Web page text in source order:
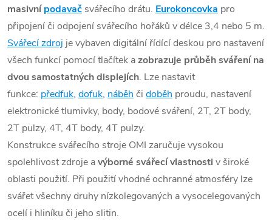
masivnípodavač svářecího drátu. Eurokoncovka pro
připojení či odpojení svářecího hořáků v délce 3,4 nebo 5 m.
Svářecí zdroj je vybaven digitální řídící deskou pro nastavení
všech funkcí pomocí tlačítek azobrazuje průběh sváření na
dvou samostatných displejích. Lze nastavit
funkce: předfuk, dofuk, náběh či doběh proudu, nastavení
elektronické tlumivky, body, bodové sváření, 2T, 2T body,
2T pulzy, 4T, 4T body, 4T pulzy.
Konstrukce svářecího stroje OMI zaručuje vysokou
spolehlivost zdroje avýborné svářecí vlastnosti v široké
oblasti použití. Při použití vhodné ochranné atmosféry lze
svářet všechny druhy nízkolegovaných a vysocelegovaných
ocelí i hliníku či jeho slitin.